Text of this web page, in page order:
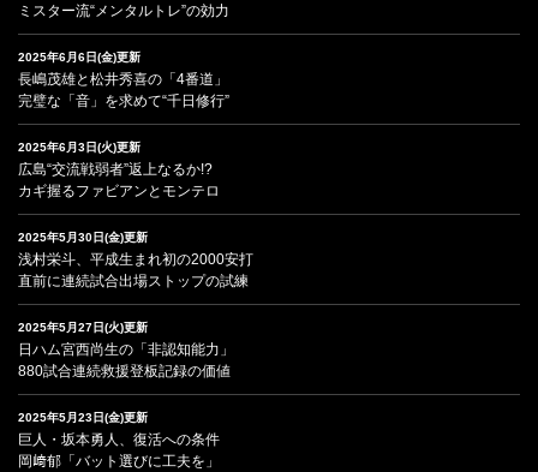
ミスター流“メンタルトレ”の効力
2025年6月6日(金)更新
長嶋茂雄と松井秀喜の「4番道」
完璧な「音」を求めて“千日修行”
2025年6月3日(火)更新
広島“交流戦弱者”返上なるか!?
カギ握るファビアンとモンテロ
2025年5月30日(金)更新
浅村栄斗、平成生まれ初の2000安打
直前に連続試合出場ストップの試練
2025年5月27日(火)更新
日ハム宮西尚生の「非認知能力」
880試合連続救援登板記録の価値
2025年5月23日(金)更新
巨人・坂本勇人、復活への条件
岡﨑郁「バット選びに工夫を」